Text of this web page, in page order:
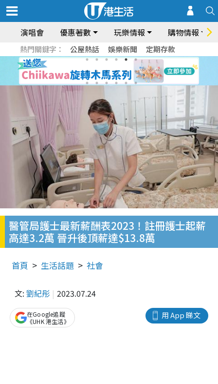
演唱會 優惠著數 玩樂情報 購物情報
熱門關鍵字： 公屋熱話 娛樂新聞 定期存款
醫管局護士最新薪酬表2023！註冊護士起薪
高達3.2萬 晉升後頂薪達$13.8萬
首頁 生活話題 社會
文: 劉紀彤 2023.07.24
用 App 睇文
在Google追蹤
《UHK 港生活》